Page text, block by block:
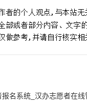
名系统_汉办志愿者在线